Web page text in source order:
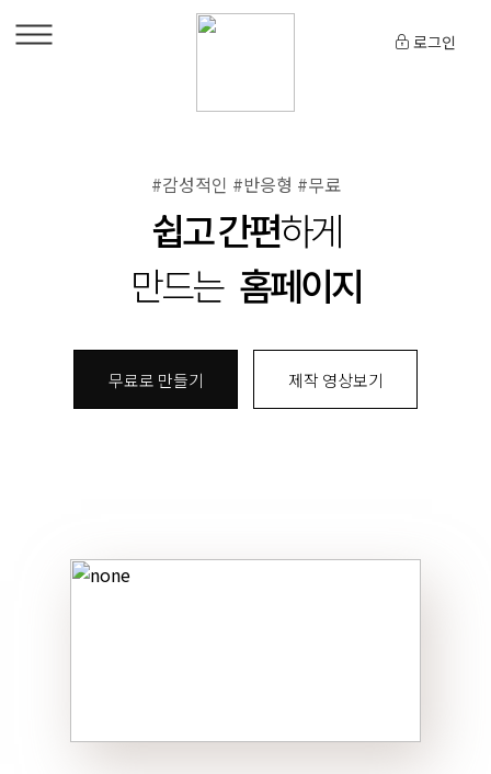
로그인
#감성적인 #반응형 #무료
쉽고 간편하게
만드는 홈페이지
무료로 만들기 제작 영상보기